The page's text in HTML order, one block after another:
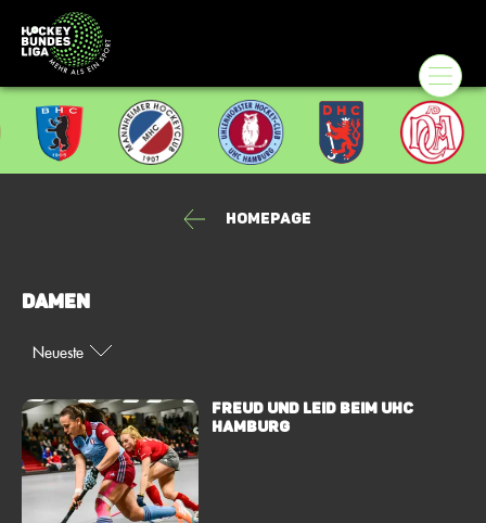
Homepage
Damen
Neueste
Freud und Leid beim UHC
Hamburg